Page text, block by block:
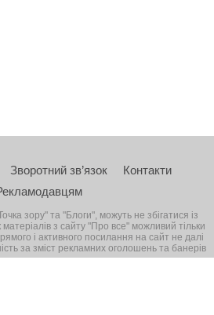
Зворотний зв’язок
Контакти
зору" та "Блоги", можуть не збігатися із
з сайту "Про все" можливий тільки
і активного посилання на сайт не далі
за зміст рекламних оголошень та банерів